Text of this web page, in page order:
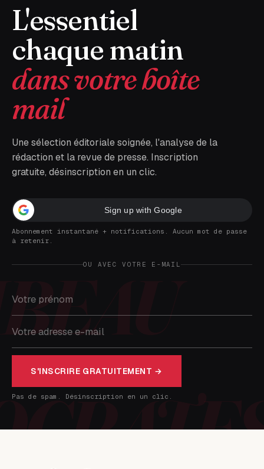
L'essentiel
chaque matin
dans votre boîte
mail
Une sélection éditoriale soignée, l'analyse de la
rédaction et la revue de presse. Inscription
gratuite, désinscription en un clic.
Sign up with Google
Abonnement instantané + notifications. Aucun mot de passe
à retenir.
OU AVEC VOTRE E-MAIL
S'INSCRIRE GRATUITEMENT →
Pas de spam. Désinscription en un clic.